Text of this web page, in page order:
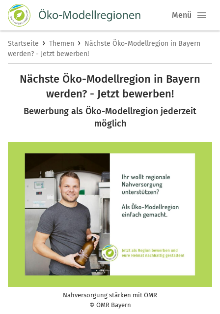
Menü
Startseite › Themen › Nächste Öko-Modellregion in Bayern
werden? - Jetzt bewerben!
Nächste Öko-Modellregion in Bayern
werden? - Jetzt bewerben!
Bewerbung als Öko-Modellregion jederzeit
möglich
Nahversorgung stärken mit ÖMR
© ÖMR Bayern